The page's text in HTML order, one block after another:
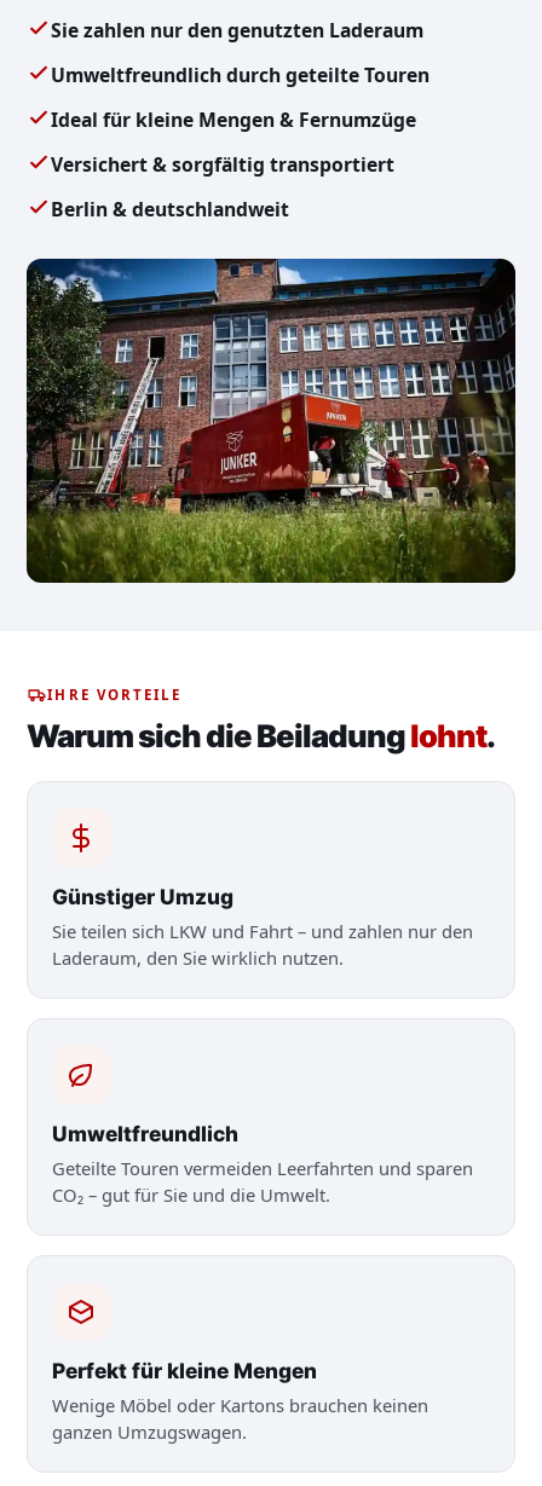
Sie zahlen nur den genutzten Laderaum
Umweltfreundlich durch geteilte Touren
Ideal für kleine Mengen & Fernumzüge
Versichert & sorgfältig transportiert
Berlin & deutschlandweit
IHRE VORTEILE
Warum sich die Beiladunglohnt.
Günstiger Umzug
Sie teilen sich LKW und Fahrt – und zahlen nur den
Laderaum, den Sie wirklich nutzen.
Umweltfreundlich
Geteilte Touren vermeiden Leerfahrten und sparen
CO₂ – gut für Sie und die Umwelt.
Perfekt für kleine Mengen
Wenige Möbel oder Kartons brauchen keinen
ganzen Umzugswagen.